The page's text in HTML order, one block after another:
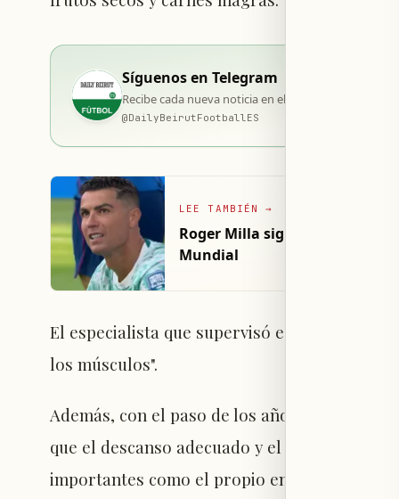
Síguenos en Telegram
Recibe cada nueva noticia en el momento de su
@DailyBeirutFootballES
LEE TAMBIÉN →
Roger Milla sigue siendo el
Mundial
El especialista que supervisó este proceso
los músculos".
Además, con el paso de los años, el cuerpo
que el descanso adecuado y el control de la
importantes como el propio entrenamiento.